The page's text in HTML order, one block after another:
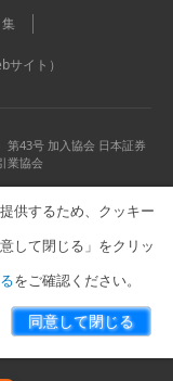
イト）
第43号 加入協会 日本証券
業協会
Reserved.
供するため、クッキー
して閉じる」をクリッ
をご確認ください。
同意して閉じる